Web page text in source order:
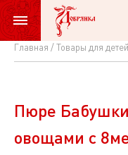
Главная Товары для детей
Пюре
лукошко
Судак
Пюре
овощами с